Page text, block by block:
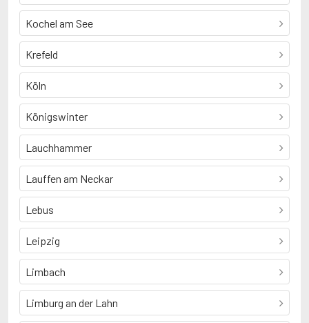
Kochel am See
Krefeld
Köln
Königswinter
Lauchhammer
Lauffen am Neckar
Lebus
Leipzig
Limbach
Limburg an der Lahn